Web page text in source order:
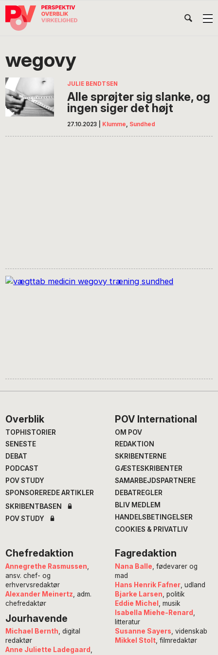
Gå
direkte
Skip
indhold
Gå
direkte
POV
International
wegovy
JULIE BENDTSEN
Alle sprøjter sig slanke, og
ingen siger det højt
27.10.2023 Klumme, Sundhed
Footer
Overblik
TOPHISTORIER
SENESTE
DEBAT
PODCAST
POV STUDY
SPONSOREREDE ARTIKLER
SKRIBENTBASEN
POV STUDY
POV International
OM POV
REDAKTION
SKRIBENTERNE
GÆSTESKRIBENTER
SAMARBEJDSPARTNERE
DEBATREGLER
BLIV MEDLEM
HANDELSBETINGELSER
COOKIES & PRIVATLIV
Chefredaktion
Annegrethe Rasmussen
ansv. chef- og
erhvervsredaktør
Alexander Meinertz , adm.
chefredaktør
Jourhavende
Michael Bernth, digital
redaktør
Anne Juliette Ladegaard ,
Fagredaktion
Nana Balle , fødevarer og
mad
Hans Henrik Fafner, udland
Bjarke Larsen , politik
Eddie Michel
, musik
Isabella Miehe-Renard
litteratur
Susanne Sayers , videnskab
Mikkel Stolt, filmredaktør